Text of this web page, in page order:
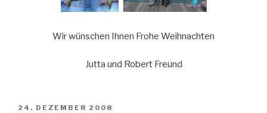
Wir wünschen Ihnen Frohe Weihnachten
Jutta und Robert Freund
VERÖFFENTLICHT
24. DEZEMBER 2008